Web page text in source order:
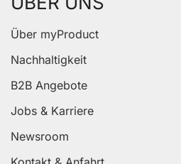
Über myProduct
Nachhaltigkeit
B2B Angebote
Jobs & Karriere
Newsroom